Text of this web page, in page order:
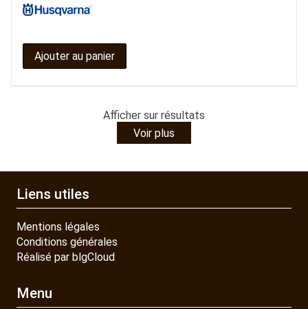
Ajouter au panier
Afficher sur résultats
Voir plus
Liens utiles
Mentions légales
Conditions générales
Réalisé par blgCloud
Menu